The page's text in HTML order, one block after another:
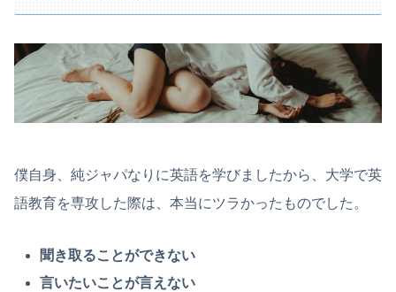
僕自身、純ジャパなりに英語を学びましたから、大学で英
語教育を専攻した際は、本当にツラかったものでした。
聞き取ることができない
言いたいことが言えない